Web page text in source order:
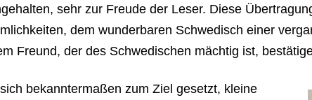
sehr zur Freude der Leser. Diese
dem wunderbaren Schwedisch einer
Freund, der des Schwedischen mächtig ist,
bekanntermaßen zum Ziel gesetzt, kleine